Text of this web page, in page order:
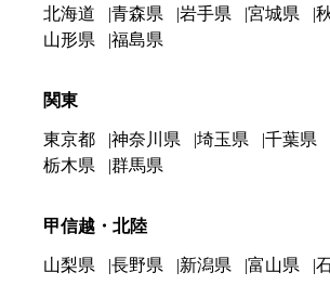
北海道 青森県 岩手県 宮城県
山形県
福島県
関東
東京都 神奈川県 埼玉県 千葉県
栃木県
群馬県
甲信越・北陸
山梨県 長野県 新潟県 富山県